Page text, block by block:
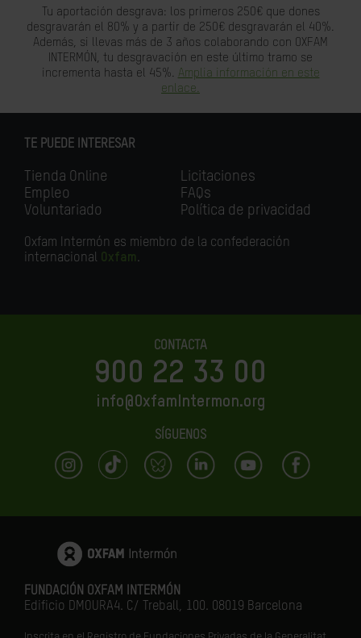
Tu aportación desgrava: los primeros 250€ que dones
desgravarán el 80% y a partir de 250€ desgravarán el 40%.
Además, si llevas más de 3 años colaborando con OXFAM
INTERMÓN, tu desgravación en este último tramo se
incrementa hasta el 45%. Amplia información en este
enlace.
TE PUEDE INTERESAR
Tienda Online
Empleo
Voluntariado
Licitaciones
FAQs
Política de privacidad
Oxfam Intermón es miembro de la confederación
internacional Oxfam.
CONTACTA
900 22 33 00
info@OxfamIntermon.org
SÍGUENOS
FUNDACIÓN OXFAM INTERMÓN
Edificio DMOURA4. C/ Treball, 100. 08019 Barcelona